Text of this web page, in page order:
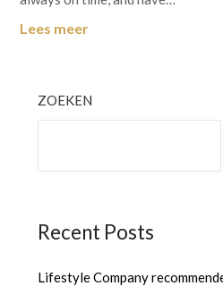
Lees meer
ZOEKEN
Recent Posts
Lifestyle Company